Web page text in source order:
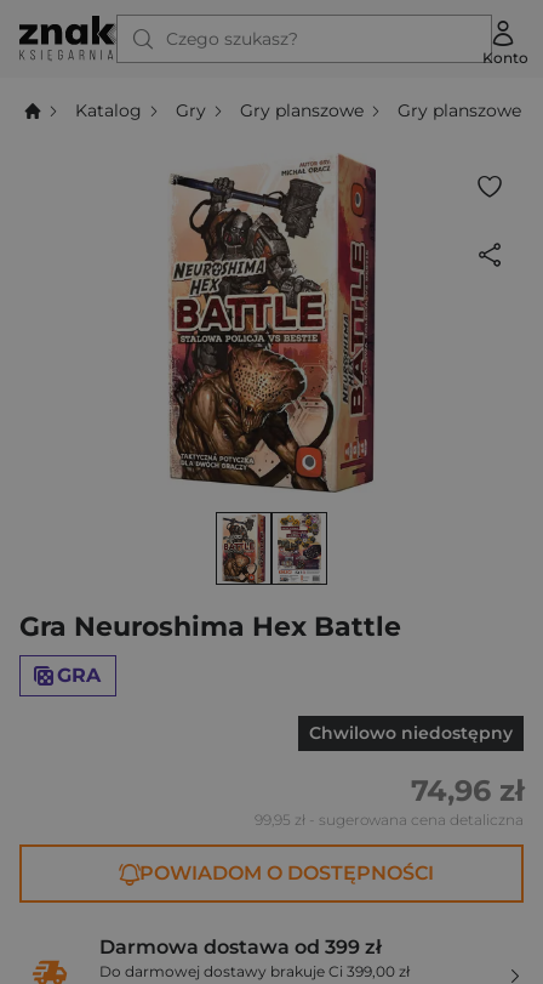
Czego szukasz?
Konto
Katalog Gry Gry planszowe Gry planszowe
Gra Neuroshima Hex Battle
GRA
Chwilowo niedostępny
74,96 zł
99,95 zł - sugerowana cena detaliczna
POWIADOM O DOSTĘPNOŚCI
Darmowa dostawa od 399 zł
Do darmowej dostawy brakuje Ci 399,00 zł